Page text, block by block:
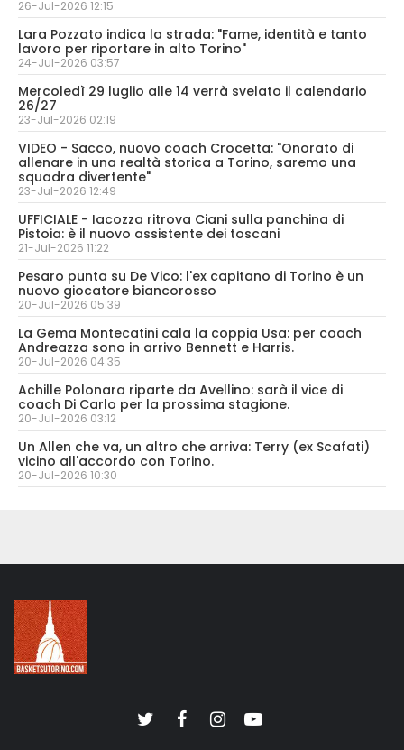
26-Jul-2026 12:15
Lara Pozzato indica la strada: "Fame, identità e tanto
lavoro per riportare in alto Torino"
24-Jul-2026 03:57
Mercoledì 29 luglio alle 14 verrà svelato il calendario
26/27
23-Jul-2026 02:19
VIDEO - Sacco, nuovo coach Crocetta: "Onorato di
allenare in una realtà storica a Torino, saremo una
squadra divertente"
23-Jul-2026 12:49
UFFICIALE - Iacozza ritrova Ciani sulla panchina di
Pistoia: è il nuovo assistente dei toscani
21-Jul-2026 11:22
Pesaro punta su De Vico: l'ex capitano di Torino è un
nuovo giocatore biancorosso
20-Jul-2026 05:39
La Gema Montecatini cala la coppia Usa: per coach
Andreazza sono in arrivo Bennett e Harris.
20-Jul-2026 04:35
Achille Polonara riparte da Avellino: sarà il vice di
coach Di Carlo per la prossima stagione.
20-Jul-2026 03:12
Un Allen che va, un altro che arriva: Terry (ex Scafati)
vicino all'accordo con Torino.
20-Jul-2026 10:30